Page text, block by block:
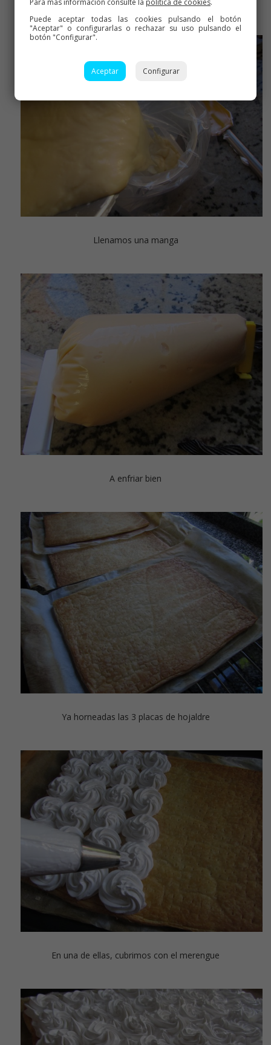
Llenamos una manga
A enfriar bien
Ya horneadas las 3 placas de hojaldre
En una de ellas, cubrimos con el merengue
Para más información consulte la política de cookies.
Puede aceptar todas las cookies pulsando el botón
"Aceptar" o configurarlas o rechazar su uso pulsando el
botón "Configurar".
Aceptar Configurar